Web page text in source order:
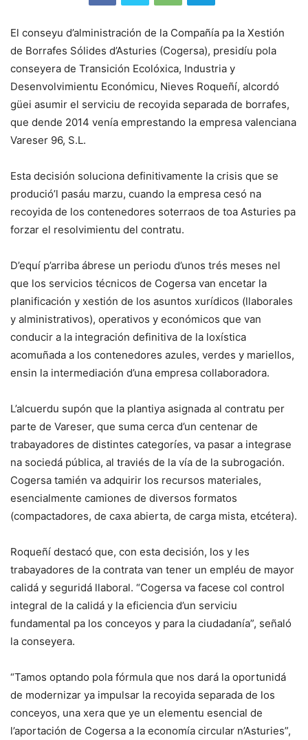
El conseyu d’alministración de la Compañía pa la Xestión
de Borrafes Sólides d’Asturies (Cogersa), presidíu pola
conseyera de Transición Ecolóxica, Industria y
Desenvolvimientu Económicu, Nieves Roqueñí, alcordó
güei asumir el serviciu de recoyida separada de borrafes,
que dende 2014 venía emprestando la empresa valenciana
Vareser 96, S.L.
Esta decisión soluciona definitivamente la crisis que se
produció’l pasáu marzu, cuando la empresa cesó na
recoyida de los contenedores soterraos de toa Asturies pa
forzar el resolvimientu del contratu.
D’equí p’arriba ábrese un periodu d’unos trés meses nel
que los servicios técnicos de Cogersa van encetar la
planificación y xestión de los asuntos xurídicos (llaborales
y alministrativos), operativos y económicos que van
conducir a la integración definitiva de la loxística
acomuñada a los contenedores azules, verdes y mariellos,
ensin la intermediación d’una empresa collaboradora.
L’alcuerdu supón que la plantiya asignada al contratu per
parte de Vareser, que suma cerca d’un centenar de
trabayadores de distintes categoríes, va pasar a integrase
na sociedá pública, al traviés de la vía de la subrogación.
Cogersa tamién va adquirir los recursos materiales,
esencialmente camiones de diversos formatos
(compactadores, de caxa abierta, de carga mista, etcétera).
Roqueñí destacó que, con esta decisión, los y les
trabayadores de la contrata van tener un empléu de mayor
calidá y seguridá llaboral. “Cogersa va facese col control
integral de la calidá y la eficiencia d’un serviciu
fundamental pa los conceyos y para la ciudadanía”, señaló
la conseyera.
“Tamos optando pola fórmula que nos dará la oportunidá
de modernizar ya impulsar la recoyida separada de los
conceyos, una xera que ye un elementu esencial de
l’aportación de Cogersa a la economía circular n’Asturies”,